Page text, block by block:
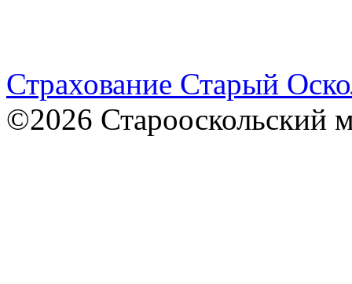
Страхование Старый
©2026 Старооскольский